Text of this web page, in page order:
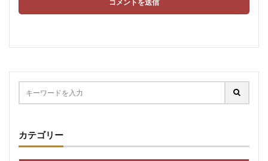
カテゴリー